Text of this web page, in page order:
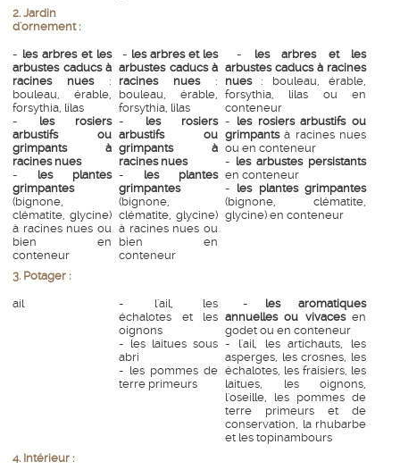
2. Jardin
d'ornement :
- les arbres et les
arbustes caducs à
racines nues:
bouleau, érable,
forsythia, lilas
- les rosiers
arbustifs ou
grimpants à
racines nues
- les plantes
grimpantes
(bignone,
clématite, glycine)
à racines nues ou
bien en
conteneur
- les arbres et les
arbustes caducs à
racines nues:
bouleau, érable,
forsythia, lilas
- les rosiers
arbustifs ou
grimpants à
racines nues
- les plantes
grimpantes
(bignone,
clématite, glycine)
à racines nues ou
bien en
conteneur
- les arbres et les
arbustes caducs à racines
nues: bouleau, érable,
forsythia, lilas ou en
conteneur
- les rosiers arbustifs ou
grimpantsà racines nues
ou en conteneur
- les arbustes persistants
en conteneur
- les plantes grimpantes
(bignone, clématite,
glycine) en conteneur
3. Potager :
ail
- l'ail, les
échalotes et les
oignons
- les laitues sous
abri
- les pommes de
terre primeurs
- les aromatiques
annuelles ou vivacesen
godet ou en conteneur
- l'ail, les artichauts, les
asperges, les crosnes, les
échalotes, les fraisiers, les
laitues, les oignons,
l'oseille, les pommes de
terre primeurs et de
conservation, la rhubarbe
et les topinambours
4. Intérieur :